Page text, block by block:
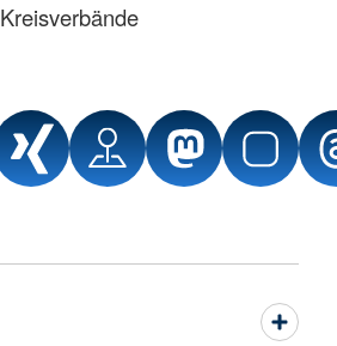
Kreisverbände